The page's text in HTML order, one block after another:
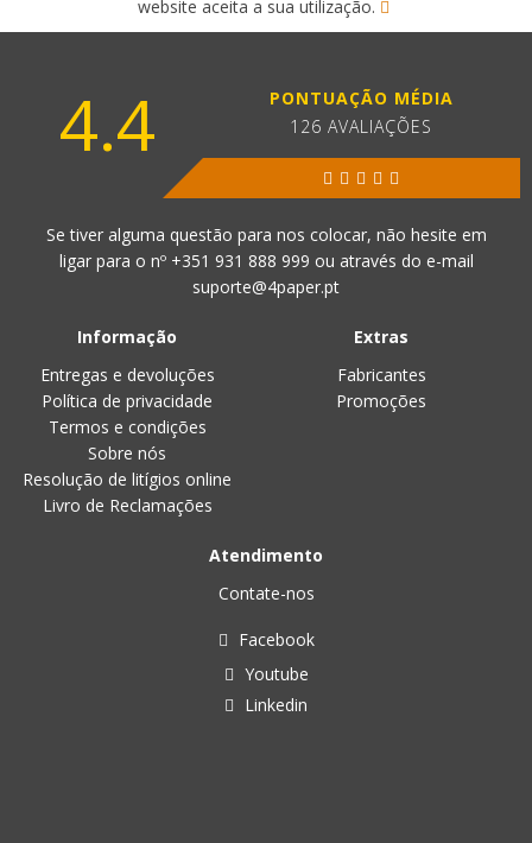
website aceita a sua utilização.
4.4
PONTUAÇÃO MÉDIA
126 AVALIAÇÕES
Se tiver alguma questão para nos colocar, não hesite em
ligar para o nº +351 931 888 999 ou através do e-mail
suporte@4paper.pt
Informação
Entregas e devoluções
Política de privacidade
Termos e condições
Sobre nós
Resolução de litígios online
Livro de Reclamações
Extras
Fabricantes
Promoções
Atendimento
Contate-nos
Facebook
Youtube
Linkedin